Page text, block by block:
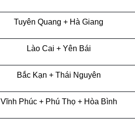
Tuyên Quang + Hà Giang
Lào Cai + Yên Bái
Bắc Kạn + Thái Nguyên
Vĩnh Phúc + Phú Thọ + Hòa Bình